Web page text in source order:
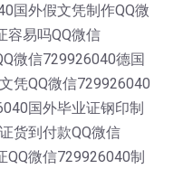
国外假文凭制作QQ微
容易吗QQ微信
微信729926040德国
凭QQ微信729926040
国外毕业证钢印制
货到付款QQ微信
QQ微信729926040制